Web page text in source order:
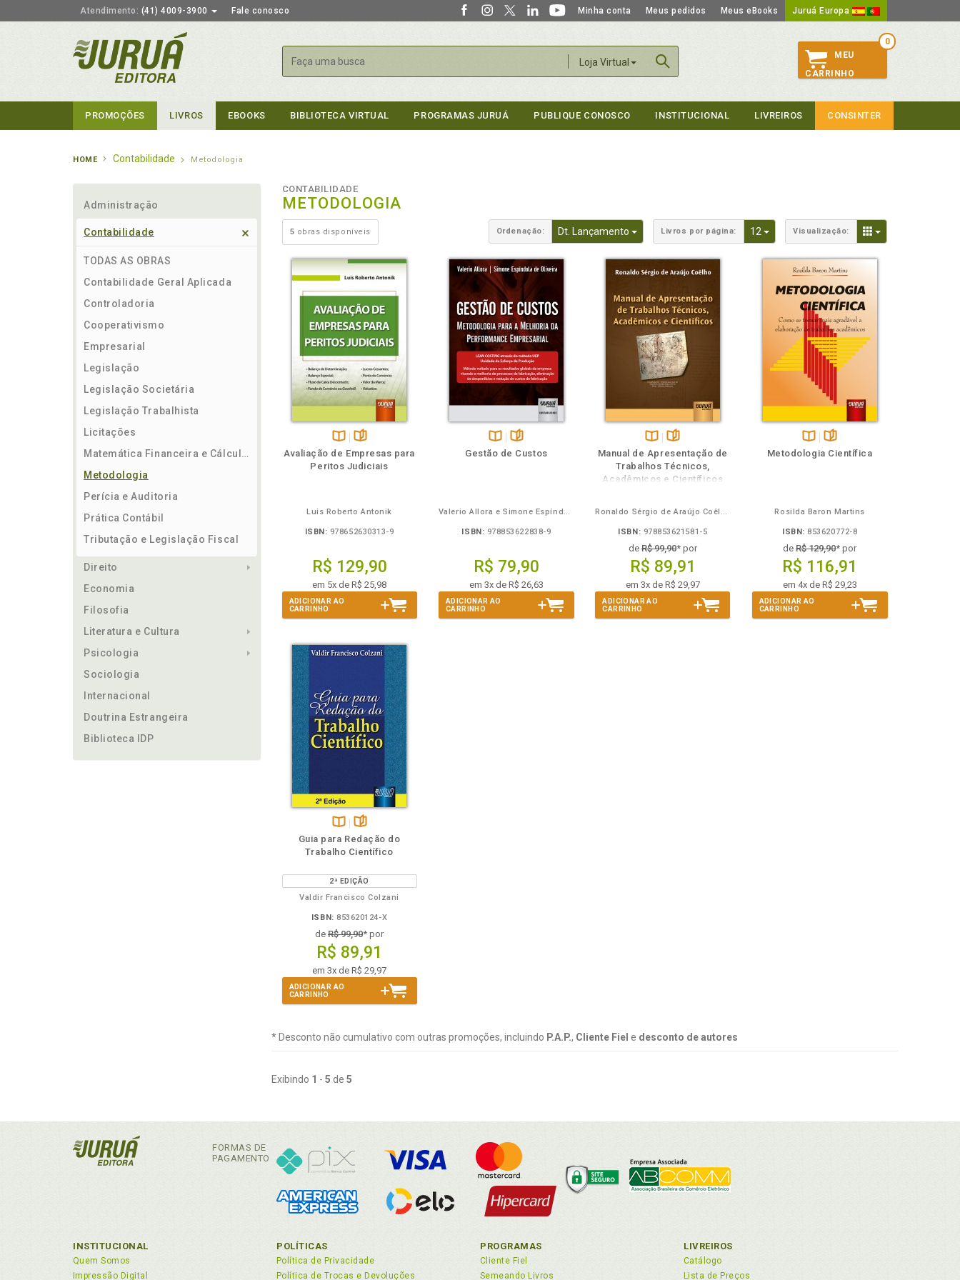
Atendimento: (41) 4009-3900 Fale conosco Minha conta Meus pedidos Meus eBooks Juruá Europa
Loja Virtual
Buscar
0
MEU
CARRINHO
PROMOÇÕES LIVROS EBOOKS BIBLIOTECA VIRTUAL PROGRAMAS JURUÁ PUBLIQUE CONOSCO INSTITUCIONAL LIVREIROS CONSINTER
HOME Contabilidade Metodologia
Administração
Contabilidade
TODAS AS OBRAS
Contabilidade Geral Aplicada
Controladoria
Cooperativismo
Empresarial
Legislação
Legislação Societária
Legislação Trabalhista
Licitações
Matemática Financeira e Cálculos
Metodologia
Perícia e Auditoria
Prática Contábil
Tributação e Legislação Fiscal
Direito
Economia
Filosofia
Literatura e Cultura
Psicologia
Sociologia
Internacional
Doutrina Estrangeira
Biblioteca IDP
CONTABILIDADE
METODOLOGIA
5 obras disponíveis Ordenação: Dt. Lançamento Toggle Dropdown
Livros por página: 12 Toggle Dropdown
Visualização: Toggle Dropdown
Disponível
na
páginas
Avaliação de Empresas para
Peritos Judiciais
Luis Roberto Antonik
ISBN: 978652630313-9
R$ 129,90
em 5x de R$ 25,98
ADICIONAR AO
CARRINHO
Também
Disponível
páginas
Gestão de Custos
Valerio Allora e Simone Espíndola de Oliveira
ISBN: 978853622838-9
R$ 79,90
em 3x de R$ 26,63
ADICIONAR AO
CARRINHO
Disponível
na
B.V.
páginas
Manual de Apresentação de
Trabalhos Técnicos,
Acadêmicos e Científicos
Ronaldo Sérgio de Araújo Coêlho
ISBN: 978853621581-5
deR$ 99,90* por
R$ 89,91
em 3x de R$ 29,97
ADICIONAR AO
CARRINHO
Disponível
páginas
Metodologia Científica
Rosilda Baron Martins
ISBN: 853620772-8
deR$ 129,90* por
R$ 116,91
em 4x de R$ 29,23
ADICIONAR AO
CARRINHO
Disponível
na
páginas
Guia para Redação do
Trabalho Científico
2ª EDIÇÃO
Valdir Francisco Colzani
ISBN: 853620124-X
de R$ 99,90* por
R$ 89,91
em 3x de R$ 29,97
ADICIONAR AO
CARRINHO
* Desconto não cumulativo com outras promoções, incluindo P.A.P., Cliente Fiel e desconto de autores
Exibindo 1 - 5 de 5
FORMAS DE
PAGAMENTO
INSTITUCIONAL
Quem Somos
Impressão Digital
POLÍTICAS
Política de Privacidade
Política de Trocas e Devoluções
PROGRAMAS
Cliente Fiel
Semeando Livros
LIVREIROS
Catálogo
Lista de Preços